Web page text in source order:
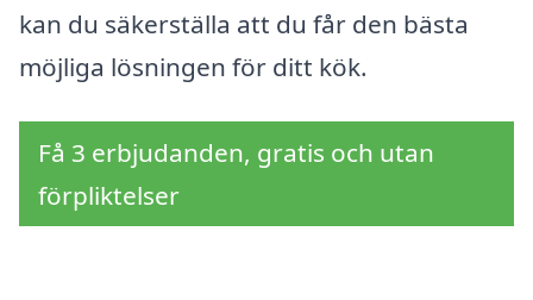
kan du säkerställa att du får den bästa
möjliga lösningen för ditt kök.
Få 3 erbjudanden, gratis och utan
förpliktelser